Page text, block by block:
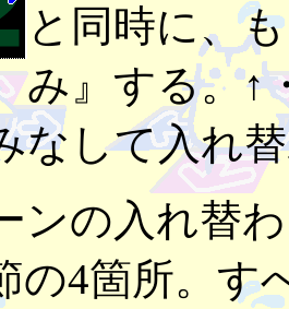
と同時に、
み』する。
なして入れ
ンの入れ替
の4箇所。す